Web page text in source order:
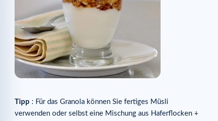
Tipp : Für das Granola können Sie fertiges Müsli
verwenden oder selbst eine Mischung aus Haferflocken +